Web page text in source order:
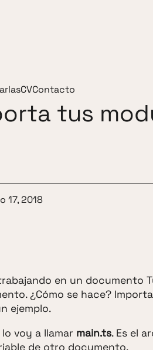
CVContacto
tus
en un documento
¿Cómo se hace?
ejemplo.
voy a llamar main.ts. Es el
de otro documento.
17, 2018